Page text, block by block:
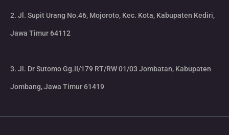
2. Jl. Supit Urang No.46, Mojoroto, Kec. Kota, Kabupaten Kediri,
Jawa Timur 64112
3. Jl. Dr Sutomo Gg.II/179 RT/RW 01/03 Jombatan, Kabupaten
Jombang, Jawa Timur 61419